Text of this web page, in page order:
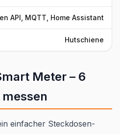
API, MQTT, Home Assistant
Hutschiene
Meter – 6
einfacher Steckdosen-